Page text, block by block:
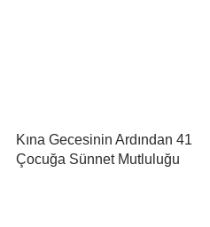
Kına Gecesinin Ardından 41
Çocuğa Sünnet Mutluluğu